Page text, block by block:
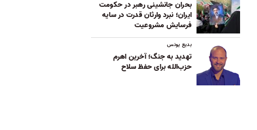
بحران جانشینی رهبر در حکومت
ایران؛ نبرد وارثان قدرت در سایه
فرسایش مشروعیت
بدیع یونس
تهدید به جنگ؛ آخرین اهرم
حزب‌الله برای حفظ سلاح